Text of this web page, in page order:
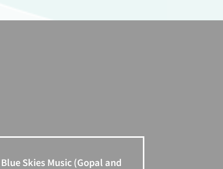
Blue Skies Music (Gopal and